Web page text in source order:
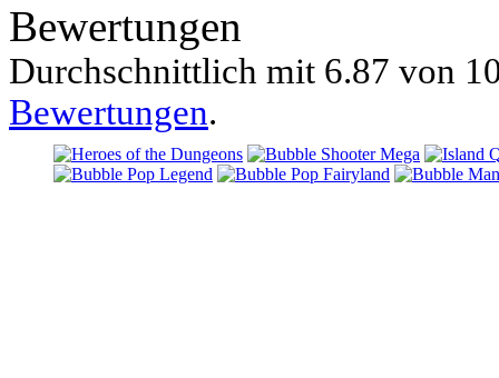
Bewertungen
Durchschnittlich mit 6.87 von
Bewertungen.